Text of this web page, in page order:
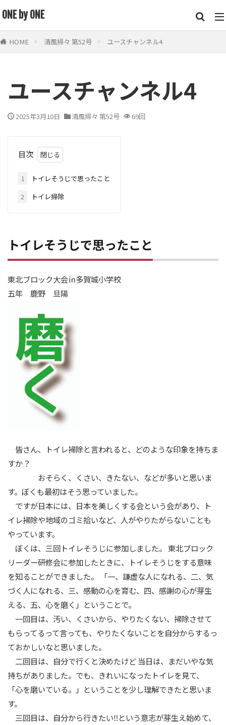
ONE by ONE
HOME 清風掃々 第52号 ユースチャンネル4
ユースチャンネル4
2025年3月10日 清風掃々 第52号 69回
目次
1
トイレそうじで思ったこと
2
トイレ掃除
トイレそうじで思ったこと
東北ブロック大会㏌多賀城小学校
五年 鹿野 旦陽
皆さん、トイレ掃除と言われると、どのような印象を持ちま
すか？
おそらく、くさい、きたない、などが多いと思いま
す。ぼくも最初はそう思っていました。
ですが日本には、日本を美しくする会という会があり、ト
イレ掃除や地域のゴミ拾いなど、人がやりたがらないことも
やっています。
ぼくは、三回トイレそうじに参加しました。 東北ブロック
リーダー研修会に参加したときに、トイレそうじをする意味
を知ることができました。 「一、謙虚な人になれる、二、気
づく人になれる、三、感動の心を育む、四、感謝の心が芽生
える、五、心を磨く」ということで。
一回目は、汚い、くさいから、やりたくない、掃除させて
もらってるって言っても、やりたくないことを自分からするっ
ておかしいなと思いました。
二回目は、自分で行くと決めたけど 当日は、まだいやな気
持ちがありました。でも、きれいになったトイレを見て、
「心を磨いている。」ということを少し理解できたと思いま
す。
三回目は、自分から行きたい‼という意志が芽生え始めて、